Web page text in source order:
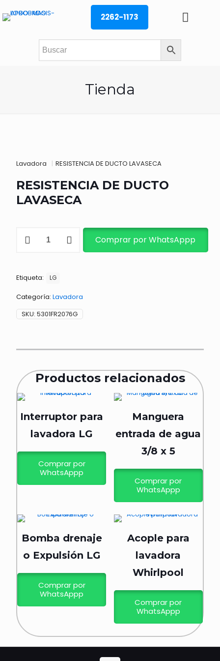
2262-1173
Tienda
Lavadora | RESISTENCIA DE DUCTO LAVASECA
RESISTENCIA DE DUCTO
LAVASECA
Comprar por WhatsAppp
Etiqueta: LG
Categoría: Lavadora
SKU: 5301FR2076G
Productos relacionados
Interruptor para
lavadora LG
Comprar por
WhatsAppp
Manguera
entrada de agua
3/8 x 5
Comprar por
WhatsAppp
Bomba drenaje
o Expulsión LG
Comprar por
WhatsAppp
Acople para
lavadora
Whirlpool
Comprar por
WhatsAppp